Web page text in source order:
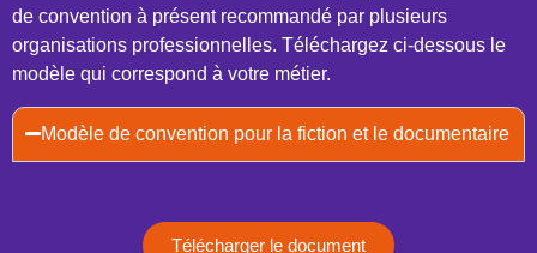
de convention à présent recommandé par plusieurs
organisations professionnelles. Téléchargez ci-dessous le
modèle qui correspond à votre métier.
Modèle de convention pour la fiction et le documentaire
Télécharger le document